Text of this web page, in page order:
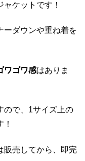
ケットです！
ーダウンや重ね着を
ワゴワ感はありま
ので、1サイズ上の
販売してから、即完